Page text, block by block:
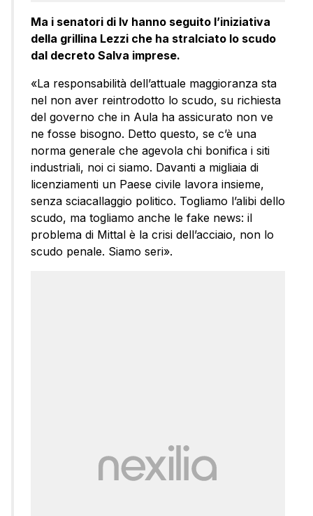
Ma i senatori di Iv hanno seguito l’iniziativa
della grillina Lezzi che ha stralciato lo scudo
dal decreto Salva imprese.
«La responsabilità dell’attuale maggioranza sta
nel non aver reintrodotto lo scudo, su richiesta
del governo che in Aula ha assicurato non ve
ne fosse bisogno. Detto questo, se c’è una
norma generale che agevola chi bonifica i siti
industriali, noi ci siamo. Davanti a migliaia di
licenziamenti un Paese civile lavora insieme,
senza sciacallaggio politico. Togliamo l’alibi dello
scudo, ma togliamo anche le fake news: il
problema di Mittal è la crisi dell’acciaio, non lo
scudo penale. Siamo seri».